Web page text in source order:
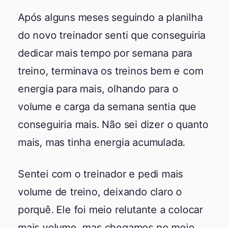
Após alguns meses seguindo a planilha
do novo treinador senti que conseguiria
dedicar mais tempo por semana para
treino, terminava os treinos bem e com
energia para mais, olhando para o
volume e carga da semana sentia que
conseguiria mais. Não sei dizer o quanto
mais, mas tinha energia acumulada.
Sentei com o treinador e pedi mais
volume de treino, deixando claro o
porquê. Ele foi meio relutante a colocar